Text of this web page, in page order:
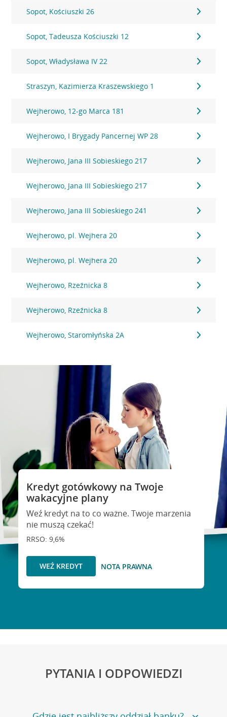
Sopot, Kościuszki 26
Sopot, Tadeusza Kościuszki 12
Sopot, Władysława IV 22
Straszyn, Kazimierza Kraszewskiego 1
Wejherowo, 12-go Marca 181
Wejherowo, I Brygady Pancernej WP 28
Wejherowo, Jana III Sobieskiego 217
Wejherowo, Jana III Sobieskiego 217
Wejherowo, Jana III Sobieskiego 241
Wejherowo, pl. Wejhera 20
Wejherowo, pl. Wejhera 20
Wejherowo, Rzeźnicka 8
Wejherowo, Rzeźnicka 8
Wejherowo, Staromłyńska 2A
Kredyt gotówkowy na Twoje
wakacyjne plany
Weź kredyt na to co ważne. Twoje marzenia
nie muszą czekać!
RRSO: 9,6%
WEŹ KREDYT NOTA PRAWNA
PYTANIA I ODPOWIEDZI